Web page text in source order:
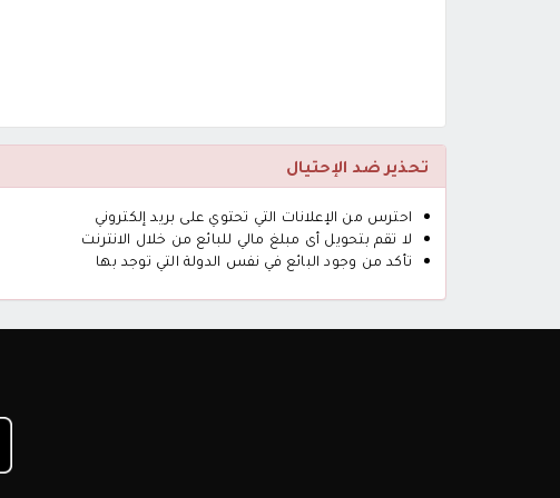
تحذير ضد الإحتيال
احترس من الإعلانات التي تحتوي على بريد إلكتروني
لا تقم بتحويل أى مبلغ مالي للبائع من خلال الانترنت
تأكد من وجود البائع في نفس الدولة التي توجد بها